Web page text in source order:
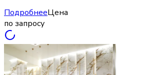
ПодробнееЦена
по запросу